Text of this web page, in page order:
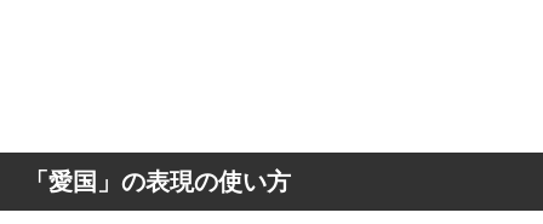
「愛国」の表現の使い方